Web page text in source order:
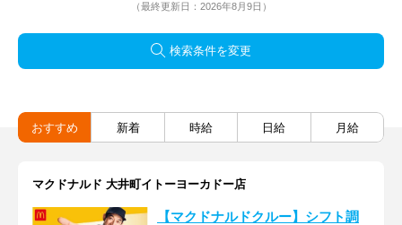
（最終更新日：2026年8月9日）
検索条件を変更
おすすめ 新着 時給 日給 月給
マクドナルド 大井町イトーヨーカドー店
【マクドナルドクルー】シフト調